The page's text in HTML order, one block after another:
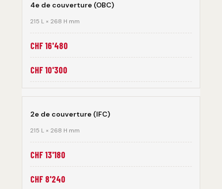
4e de couverture (OBC)
215 L × 268 H mm
CHF 16'480
CHF 10'300
2e de couverture (IFC)
215 L × 268 H mm
CHF 13'180
CHF 8'240